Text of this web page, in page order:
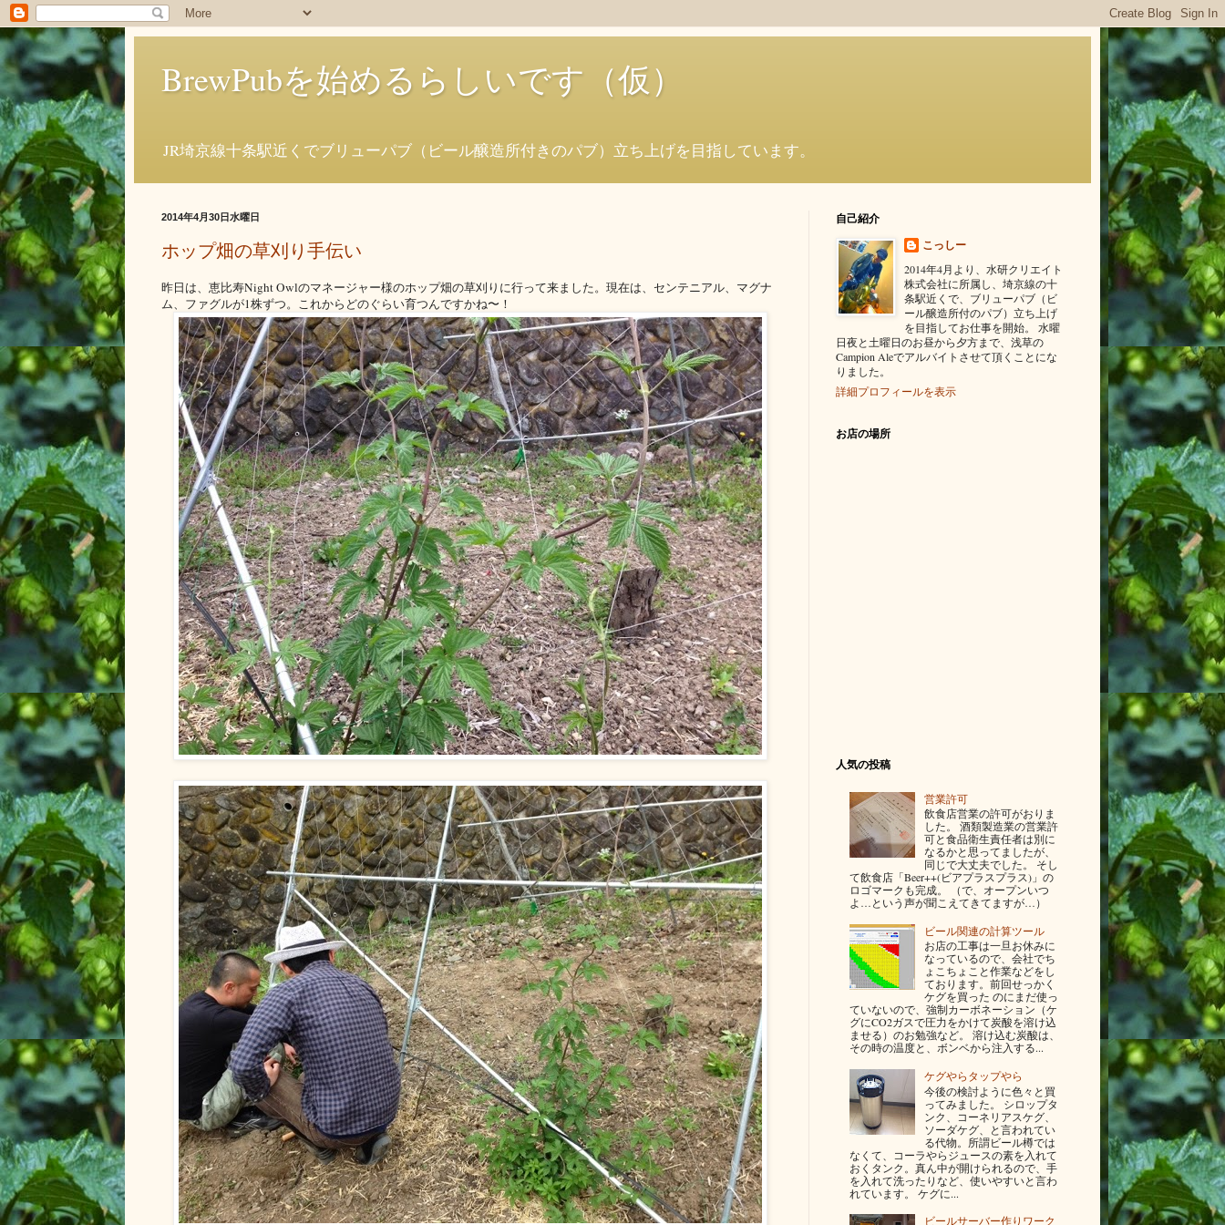
BrewPubを始めるらしいです（仮）
JR埼京線十条駅近くでブリューパブ（ビール醸造所付きのパブ）立ち上げを目指しています。
2014年4月30日水曜日
ホップ畑の草刈り手伝い
昨日は、恵比寿Night Owlのマネージャー様のホップ畑の草刈りに行って来ました。現在は、センテニアル、マグナ
ム、ファグルが1株ずつ。これからどのぐらい育つんですかね〜！
自己紹介
こっしー
2014年4月より、水研クリエイト
株式会社に所属し、埼京線の十
条駅近くで、ブリューパブ（ビ
ール醸造所付のパブ）立ち上げ
を目指してお仕事を開始。 水曜
日夜と土曜日のお昼から夕方まで、浅草の
Campion Aleでアルバイトさせて頂くことにな
りました。
詳細プロフィールを表示
お店の場所
人気の投稿
営業許可
飲食店営業の許可がおりま
した。 酒類製造業の営業許
可と食品衛生責任者は別に
なるかと思ってましたが、
同じで大丈夫でした。 そし
て飲食店「Beer++(ビアプラスプラス)」の
ロゴマークも完成。 （で、オープンいつ
よ…という声が聞こえてきてますが…）
ビール関連の計算ツール
お店の工事は一旦お休みに
なっているので、会社でち
ょこちょこと作業などをし
ております。前回せっかく
ケグを買った のにまだ使っ
ていないので、強制カーボネーション（ケ
グにCO2ガスで圧力をかけて炭酸を溶け込
ませる）のお勉強など。 溶け込む炭酸は、
その時の温度と、ボンベから注入する...
ケグやらタップやら
今後の検討ように色々と買
ってみました。 シロップタ
ンク、コーネリアスケグ、
ソーダケグ、と言われてい
る代物。所謂ビール樽では
なくて、コーラやらジュースの素を入れて
おくタンク。真ん中が開けられるので、手
を入れて洗ったりなど、使いやすいと言わ
れています。 ケグに...
ビールサーバー作りワーク